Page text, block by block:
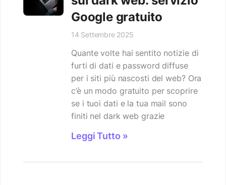
Google gratuito
14 Settembre 2025
Quante volte hai sentito notizie di
furti di dati e password diffuse
per i siti più nascosti del web? Ora
c’è un modo gratuito per scoprire
se i tuoi dati e la tua mail sono
finiti nel dark web grazie
Leggi Tutto »